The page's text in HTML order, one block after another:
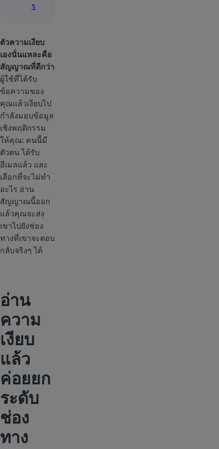
ร
ตัวความเงียบ
เองนั่นแหละคือ
สัญญาณที่ดีกว่า
ผู้ใช้ที่ได้รับ
ข้อความของ
คุณแล้วเงียบไป
กำลังมอบข้อมูล
เชิงพฤติกรรม
ให้คุณ: คนนี้มี
ตัวตน ได้รับ
อีเมลแล้ว และ
เลือกที่จะไม่ทำ
อะไร อ่าน
สัญญาณนี้ออก
แล้วคุณจะส่ง
เขาไปยังช่อง
ทางที่เขาจะตอบ
กลับจริงๆ ได้
อ่าน
ความ
เงียบ
แล้ว
ค่อยยก
ระดับ
ช่อง
ทาง